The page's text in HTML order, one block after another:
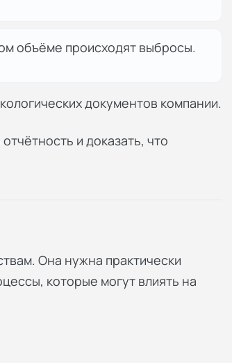
объёме происходят выбросы.
документов компании.
и доказать, что
Она нужна практически
которые могут влиять на